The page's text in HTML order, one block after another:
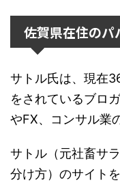
佐賀県在住のパ
サトル氏は、現在
をされているブロ
やFX、コンサル業
サトル（元社畜サ
分け方）のサイト